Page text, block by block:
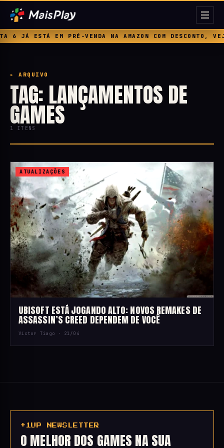
JÁ ESTÁ EM PRÉ-VENDA NA AMAZON COM DESCONTO,
▸ ARQUIVO
TAG: LANÇAMENTOS DE
GAMES
1 ITENS
ATUALIZAÇÕES
UBISOFT ESTÁ JOGANDO ALTO: NOVOS REMAKES DE
ASSASSIN’S CREED DEPENDEM DE VOCÊ
Victor Tiago · 21/04
+1UP NEWSLETTER
O MELHOR DOS GAMES NA SUA